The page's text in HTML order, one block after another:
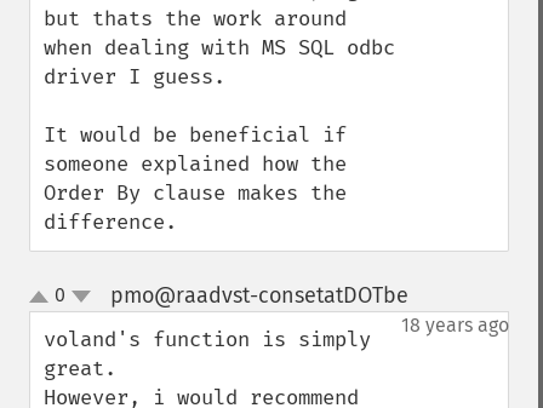
but thats the work around
when dealing with MS SQL odbc
driver I guess.
It would be beneficial if
someone explained how the
Order By clause makes the
difference.
up
down
0 pmo@raadvst-consetatDOTbe
18 years ago
voland's function is simply
great.
However, i would recommend